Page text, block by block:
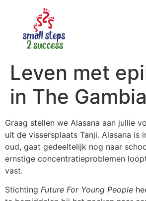
Leven met
in The
Graag stellen we Alasana aan jullie
uit de vissersplaats Tanji. Alasana is
oud, gaat gedeeltelijk nog naar
ernstige concentratieproblemen
vast.
Stichting Future For Young People